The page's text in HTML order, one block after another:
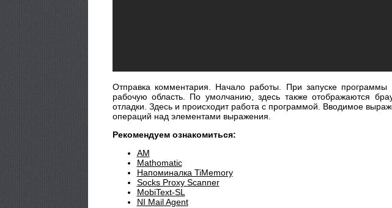
Отправка комментария. Начало работы. При запуске
рабочую область. По умолчанию, здесь также отображаются
отладки. Здесь и происходит работа с программой. Вводимое
операций над элементами выражения.
Рекомендуем ознакомиться:
AM
Mathomatic
Напоминалка TiMemory
Socks Proxy Scanner
MobiText-SL
NI Mail Agent